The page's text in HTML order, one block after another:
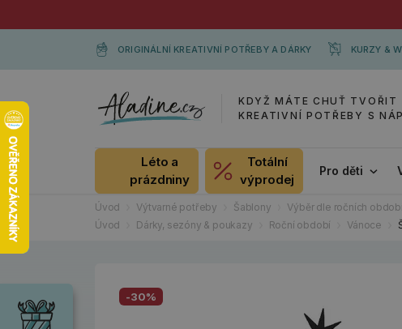
ORIGINÁLNÍ KREATIVNÍ POTŘEBY A DÁRKY KURZY &
KDYŽ MÁTE CHUŤ TVOŘIT
KREATIVNÍ POTŘEBY S
Léto a
prázdniny
Totální
výprodej
Pro děti
Úvod Výtvarné potřeby Šablony Výběr dle ročních období
Úvod
Dárky, sezóny & poukazy Roční období Vánoce
-30%
Wrendale